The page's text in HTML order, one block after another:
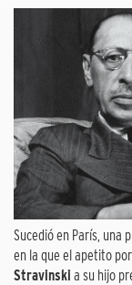
Sucedió en París, una
en la que el apetito
Stravinski a su hijo